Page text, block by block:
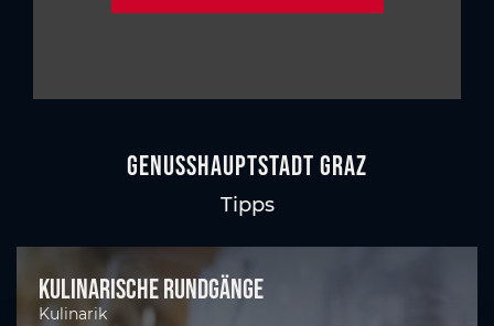
GenussHauptstadt Graz
Tipps
Kulinarische Rundgänge
Kulinarik